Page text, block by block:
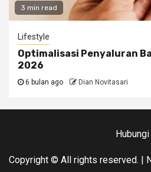
3 min read
Lifestyle
Optimalisasi Penyaluran
2026
6 bulan ago Dian Novitasari
Hubungi
Copyright © All rights reserved. |